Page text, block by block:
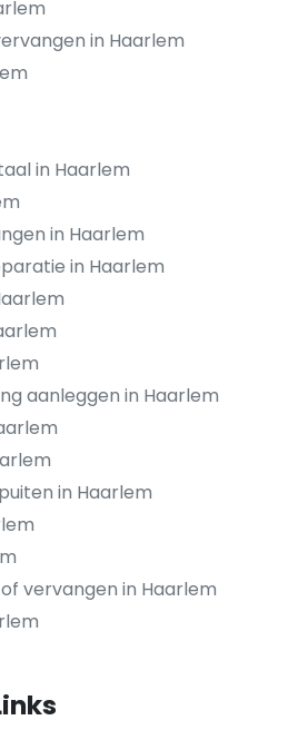
in Haarlem
in Haarlem
in Haarlem
in Haarlem
aanleggen in Haarlem
in Haarlem
vervangen in Haarlem